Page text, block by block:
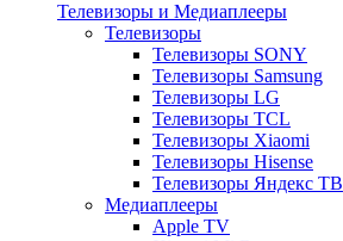
Телевизоры и Медиаплееры
Телевизоры
Телевизоры SONY
Телевизоры Samsung
Телевизоры LG
Телевизоры TCL
Телевизоры Xiaomi
Телевизоры Hisense
Телевизоры Яндекс ТВ
Медиаплееры
Apple TV